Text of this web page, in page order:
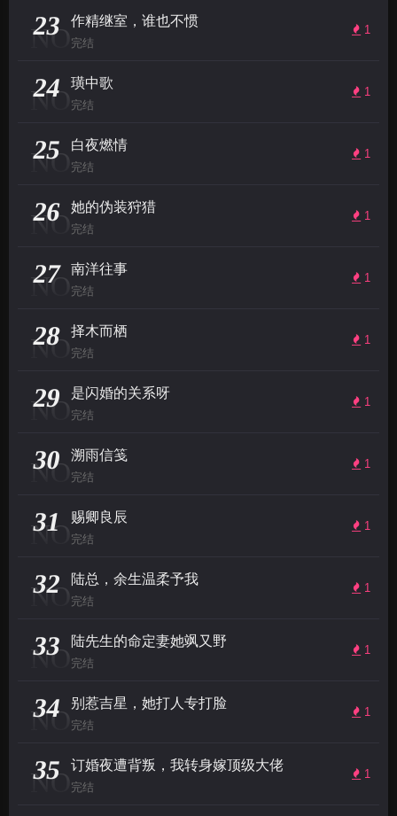
NO
23 1
作精继室，谁也不惯
完结
NO
24 1
璜中歌
完结
NO
25 1
白夜燃情
完结
NO
26 1
她的伪装狩猎
完结
NO
27 1
南洋往事
完结
NO
28 1
择木而栖
完结
NO
29 1
是闪婚的关系呀
完结
NO
30 1
溯雨信笺
完结
NO
31 1
赐卿良辰
完结
NO
32 1
陆总，余生温柔予我
完结
NO
33 1
陆先生的命定妻她飒又野
完结
NO
34 1
别惹吉星，她打人专打脸
完结
NO
35 1
订婚夜遭背叛，我转身嫁顶级大佬
完结